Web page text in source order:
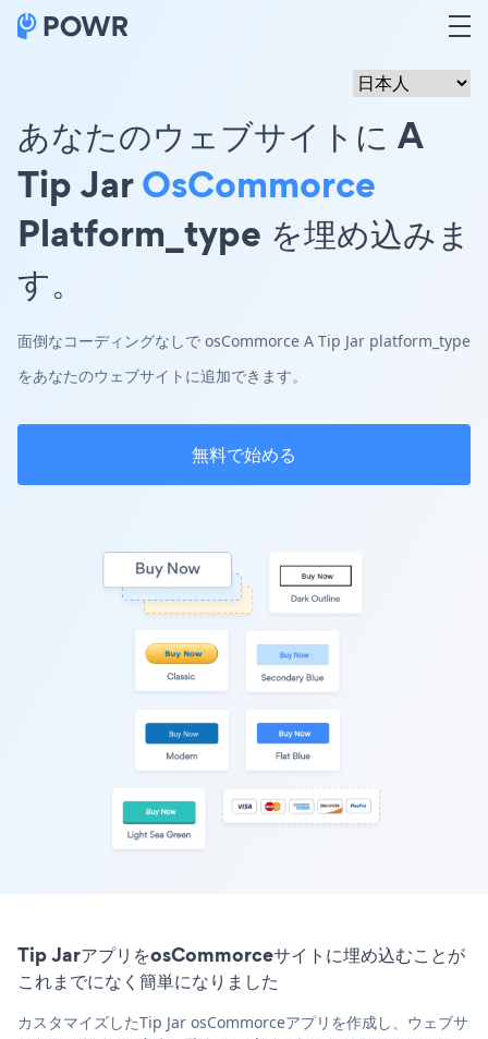
あなたのウェブサイトに A
Tip JarOsCommorce
Platform_type を埋め込みま
す。
面倒なコーディングなしで osCommorce A Tip Jar platform_type
をあなたのウェブサイトに追加できます。
無料で始める
Tip JarアプリをosCommorceサイトに埋め込むことが
これまでになく簡単になりました
カスタマイズしたTip Jar osCommorceアプリを作成し、ウェブサ